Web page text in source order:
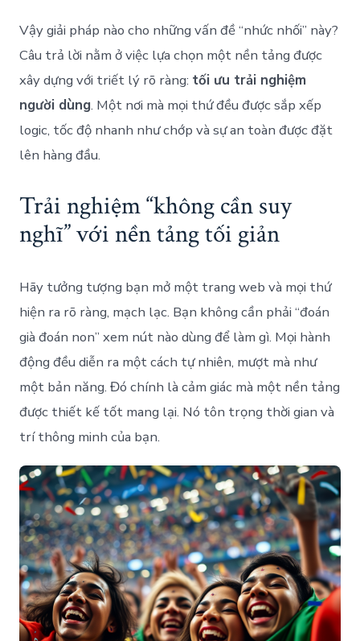
Vậy giải pháp nào cho những vấn đề “nhức nhối” này?
Câu trả lời nằm ở việc lựa chọn một nền tảng được
xây dựng với triết lý rõ ràng: tối ưu trải nghiệm
người dùng. Một nơi mà mọi thứ đều được sắp xếp
logic, tốc độ nhanh như chớp và sự an toàn được đặt
lên hàng đầu.
Trải nghiệm “không cần suy
nghĩ” với nền tảng tối giản
Hãy tưởng tượng bạn mở một trang web và mọi thứ
hiện ra rõ ràng, mạch lạc. Bạn không cần phải “đoán
già đoán non” xem nút nào dùng để làm gì. Mọi hành
động đều diễn ra một cách tự nhiên, mượt mà như
một bản năng. Đó chính là cảm giác mà một nền tảng
được thiết kế tốt mang lại. Nó tôn trọng thời gian và
trí thông minh của bạn.